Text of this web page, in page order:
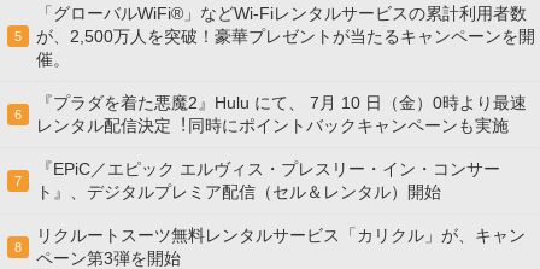
5
「グローバルWiFi®」などWi-Fiレンタルサービスの累計利用者数
が、2,500万人を突破！豪華プレゼントが当たるキャンペーンを開
催。
6
『プラダを着た悪魔2』Hulu にて、 7⽉ 10 ⽇（金）0時より最速
レンタル配信決定︕同時にポイントバックキャンペーンも実施
7
『EPiC／エピック エルヴィス・プレスリー・イン・コンサー
ト』、デジタルプレミア配信（セル＆レンタル）開始
8
リクルートスーツ無料レンタルサービス「カリクル」が、キャン
ペーン第3弾を開始